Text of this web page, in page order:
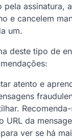
assinatura,
e cancelem
um.
deste tipo de
atento e
URL da
ver se há